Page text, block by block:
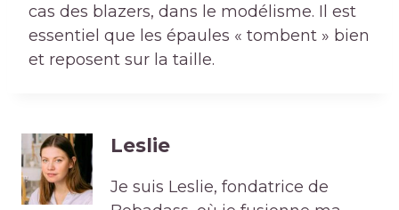
cas des blazers, dans le modélisme. Il est
essentiel que les épaules « tombent » bien
et reposent sur la taille.
Leslie
Je suis Leslie, fondatrice de